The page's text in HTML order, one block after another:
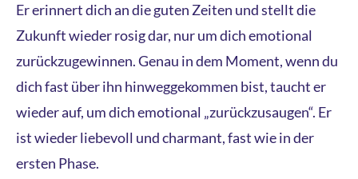
Er erinnert dich an die guten Zeiten und stellt die
Zukunft wieder rosig dar, nur um dich emotional
zurückzugewinnen. Genau in dem Moment, wenn du
dich fast über ihn hinweggekommen bist, taucht er
wieder auf, um dich emotional „zurückzusaugen“. Er
ist wieder liebevoll und charmant, fast wie in der
ersten Phase.